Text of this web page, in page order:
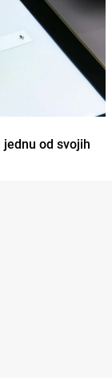
od svojih